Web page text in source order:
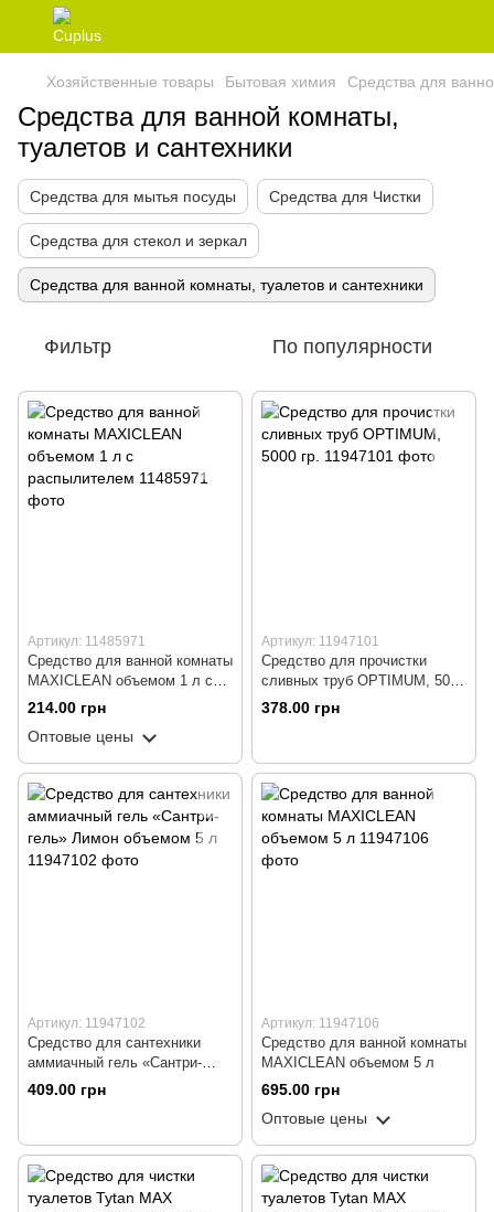
Хозяйственные товары Бытовая химия Средства для
Средства для ванной комнаты,
туалетов и сантехники
Средства для мытья посуды Средства для Чистки
Средства для стекол и зеркал
Средства для ванной комнаты, туалетов и сантехники
Фильтр По популярности
Артикул: 11485971
Средство для ванной комнаты
MAXICLEAN объемом 1 л с
распылителем
214.00 грн
Оптовые цены
Артикул: 11947101
Средство для прочистки
сливных труб OPTIMUM, 5000
гр.
378.00 грн
Артикул: 11947102
Средство для сантехники
аммиачный гель «Сантри-
гель» Лимон объемом 5 л
409.00 грн
Артикул: 11947106
Средство для ванной комнаты
MAXICLEAN объемом 5 л
695.00 грн
Оптовые цены